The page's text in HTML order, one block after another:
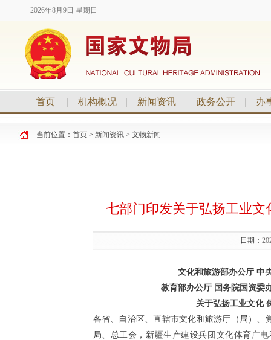
2026年8月9日 星期日
首页 | 机构概况 | 新闻资讯 | 政务公开 | 办
当前位置： 首页 > 新闻资讯 > 文物新闻
七部门印发关于弘扬工业
日期：
文化和旅游部办公厅 中
教育部办公厅 国务院国资委
关于弘扬工业文化
各省、自治区、直辖市文化和旅游厅（局）
局、总工会，新疆生产建设兵团文化体育广